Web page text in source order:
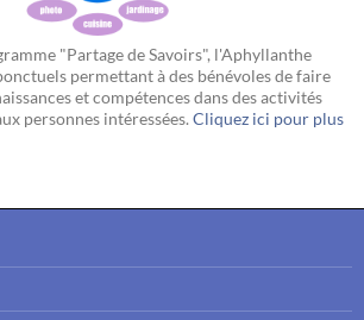
"Partage de Savoirs", l'Aphyllanthe
permettant à des bénévoles de faire
et compétences dans des activités
personnes intéressées. Cliquez ici pour plus